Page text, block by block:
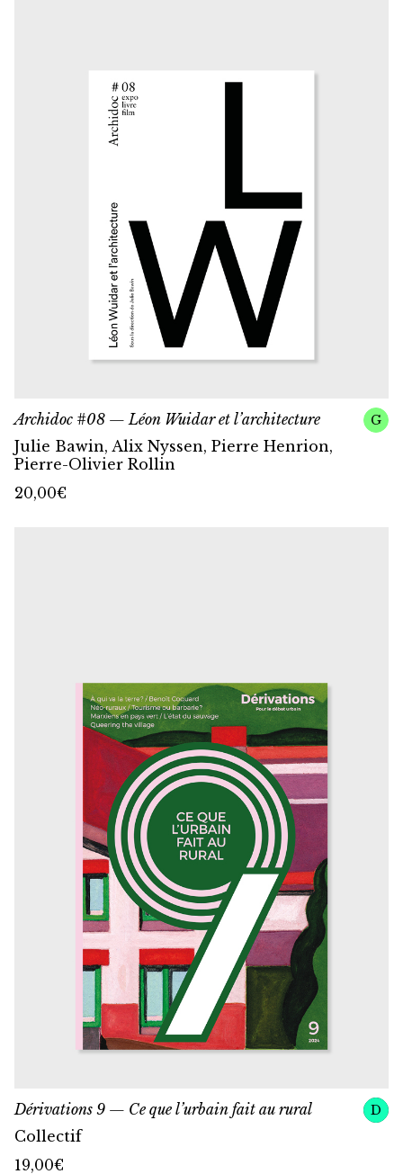
Archidoc #08 — Léon Wuidar et l’architecture G
Julie Bawin, Alix Nyssen, Pierre Henrion,
Pierre-Olivier Rollin
20,00€
Dérivations 9 — Ce que l’urbain fait au rural D
Collectif
19,00€